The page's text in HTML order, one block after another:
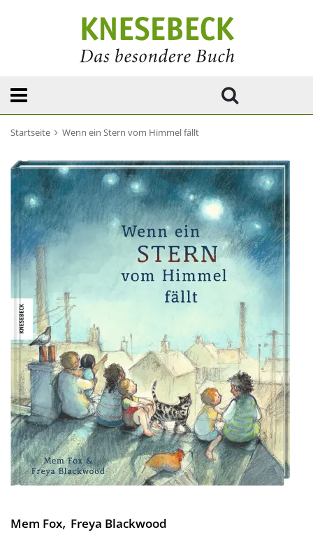
Startseite Wenn ein Stern vom Himmel fällt
Mem Fox, Freya Blackwood